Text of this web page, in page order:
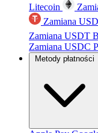
Litecoin
Zamiana
Zamiana USDT
Zamiana USDC
Metody płatności